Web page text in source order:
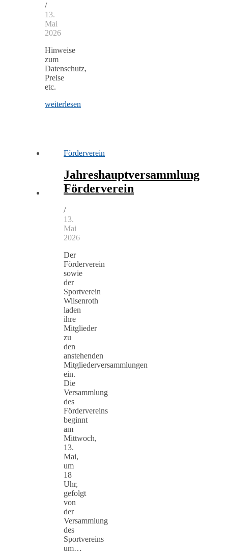
/
13.
Mai
2026
Hinweise
zum
Datenschutz,
Preise
etc.
weiterlesen
Förderverein
Jahreshauptversammlung
Förderverein
/
13.
Mai
2026
Der
Förderverein
sowie
der
Sportverein
Wilsenroth
laden
ihre
Mitglieder
zu
den
anstehenden
Mitgliederversammlungen
ein.
Die
Versammlung
des
Fördervereins
beginnt
am
Mittwoch,
13.
Mai,
um
18
Uhr,
gefolgt
von
der
Versammlung
des
Sportvereins
um…